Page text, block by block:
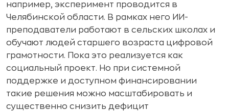
например, эксперимент проводится в
Челябинской области. В рамках него ИИ-
преподаватели работают в сельских школах и
обучают людей старшего возраста цифровой
грамотности. Пока это реализуется как
социальный проект. Но при системной
поддержке и доступном финансировании
такие решения можно масштабировать и
существенно снизить дефицит